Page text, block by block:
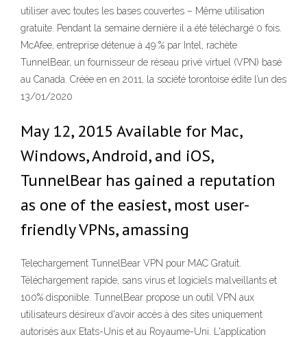
utiliser avec toutes les bases couvertes – Même utilisation
gratuite. Pendant la semaine dernière il a été téléchargé 0 fois.
McAfee, entreprise détenue à 49 % par Intel, rachète
TunnelBear, un fournisseur de réseau privé virtuel (VPN) basé
au Canada. Créée en en 2011, la société torontoise édite l’un des
13/01/2020
May 12, 2015 Available for Mac,
Windows, Android, and iOS,
TunnelBear has gained a reputation
as one of the easiest, most user-
friendly VPNs, amassing
Telechargement TunnelBear VPN pour MAC Gratuit.
Téléchargement rapide, sans virus et logiciels malveillants et
100% disponible. TunnelBear propose un outil VPN aux
utilisateurs désireux d'avoir accès à des sites uniquement
autorisés aux Etats-Unis et au Royaume-Uni. L'application